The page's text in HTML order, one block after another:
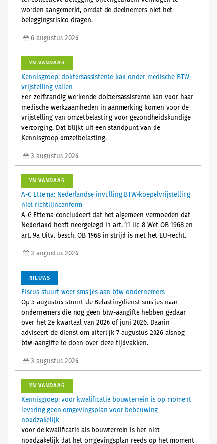
worden aangemerkt, omdat de deelnemers niet het
beleggingsrisico dragen.
6 augustus 2026
VN VANDAAG
Kennisgroep: doktersassistente kan onder medische BTW-
vrijstelling vallen
Een zelfstandig werkende doktersassistente kan voor haar
medische werkzaamheden in aanmerking komen voor de
vrijstelling van omzetbelasting voor gezondheidskundige
verzorging. Dat blijkt uit een standpunt van de
Kennisgroep omzetbelasting.
3 augustus 2026
VN VANDAAG
A-G Ettema: Nederlandse invulling BTW-koepelvrijstelling
niet richtlijnconform
A-G Ettema concludeert dat het algemeen vermoeden dat
Nederland heeft neergelegd in art. 11 lid 8 Wet OB 1968 en
art. 9a Uitv. besch. OB 1968 in strijd is met het EU-recht.
3 augustus 2026
NIEUWS
Fiscus stuurt weer sms'jes aan btw-ondernemers
Op 5 augustus stuurt de Belastingdienst sms'jes naar
ondernemers die nog geen btw-aangifte hebben gedaan
over het 2e kwartaal van 2026 of juni 2026. Daarin
adviseert de dienst om uiterlijk 7 augustus 2026 alsnog
btw-aangifte te doen over deze tijdvakken.
3 augustus 2026
VN VANDAAG
Kennisgroep: voor kwalificatie bouwterrein is op moment
levering geen omgevingsplan voor bebouwing
noodzakelijk
Voor de kwalificatie als bouwterrein is het niet
noodzakelijk dat het omgevingsplan reeds op het moment